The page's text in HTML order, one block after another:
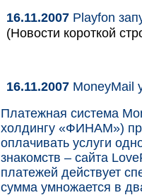
16.11.2007 Playfon
(Новости короткой
16.11.2007 MoneyMail
Платежная система
холдингу «ФИНАМ»)
оплачивать услуги
знакомств – сайта
платежей действует
сумма умножается в